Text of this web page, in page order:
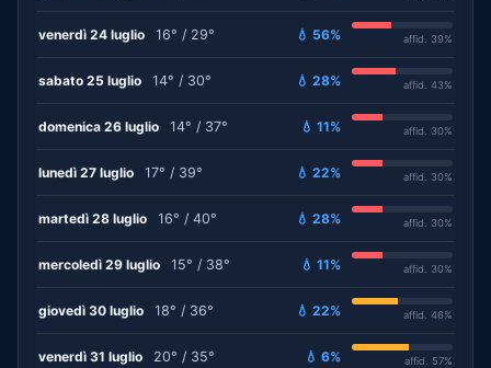
venerdì 24 luglio 16° / 29° 💧 56% affid. 39%
sabato 25 luglio 14° / 30° 💧 28% affid. 43%
domenica 26 luglio 14° / 37° 💧 11% affid. 30%
lunedì 27 luglio 17° / 39° 💧 22% affid. 30%
martedì 28 luglio 16° / 40° 💧 28% affid. 30%
mercoledì 29 luglio 15° / 38° 💧 11% affid. 30%
giovedì 30 luglio 18° / 36° 💧 22% affid. 46%
venerdì 31 luglio 20° / 35° 💧 6% affid. 57%